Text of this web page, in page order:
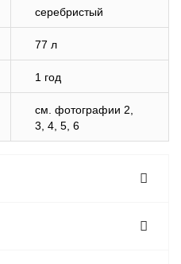
серебристый
77 л
1 год
cм. фотографии 2,
3, 4, 5, 6